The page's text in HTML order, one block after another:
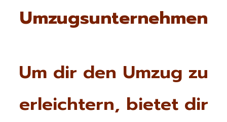
Umzugsunternehmen
Um dir den Umzug zu
erleichtern, bietet dir